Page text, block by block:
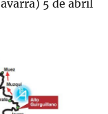
5 de abril